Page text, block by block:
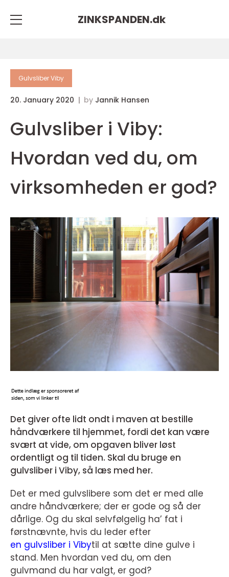
ZINKSPANDEN.dk
Gulvsliber Viby
20. January 2020 by Jannik Hansen
Gulvsliber i Viby:
Hvordan ved du, om
virksomheden er god?
Det giver ofte lidt ondt i maven at bestille
håndværkere til hjemmet, fordi det kan være
svært at vide, om opgaven bliver løst
ordentligt og til tiden. Skal du bruge en
gulvsliber i Viby, så læs med her.
Det er med gulvslibere som det er med alle
andre håndværkere; der er gode og så der
dårlige. Og du skal selvfølgelig ha’ fat i
førstnævnte, hvis du leder efter
en gulvsliber i Vibytil at sætte dine gulve i
stand. Men hvordan ved du, om den
gulvmand du har valgt, er god?